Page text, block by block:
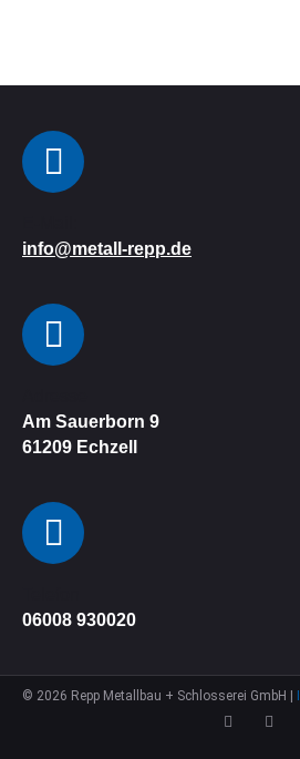
info@metall-repp.de
Am Sauerborn 9
61209 Echzell
06008 930020
© 2026 Repp Metallbau + Schlosserei GmbH |